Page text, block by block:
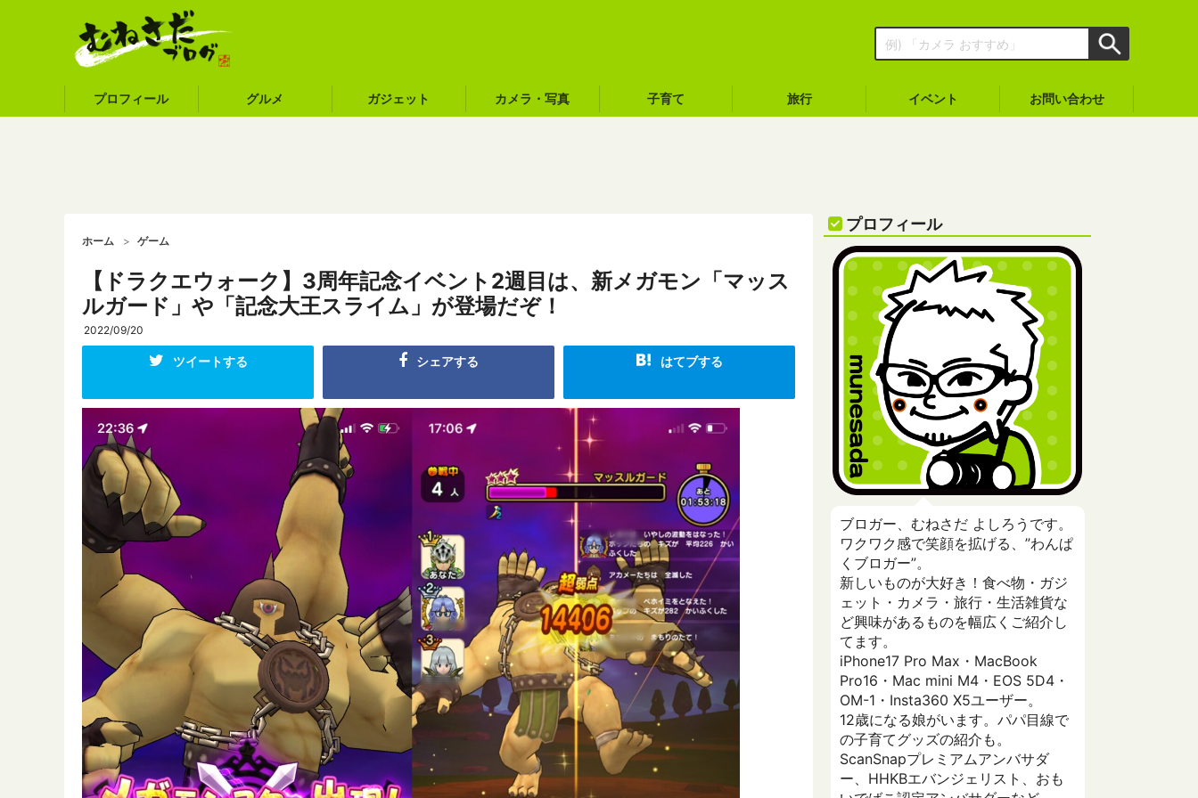
プロフィール グルメ ガジェット カメラ・写真 子育て 旅行 イベント お問い合わせ
ホーム ゲーム
【ドラクエウォーク】3周年記念イベント2週目は、新メガモン「マッス
ルガード」や「記念大王スライム」が登場だぞ！
2022/09/20
ツイートする シェアする はてブする
プロフィール
ブロガー、むねさだ よしろうです。
ワクワク感で笑顔を拡げる、”わんぱ
くブロガー”。
新しいものが大好き！食べ物・ガジ
ェット・カメラ・旅行・生活雑貨な
ど興味があるものを幅広くご紹介し
てます。
iPhone17 Pro Max・MacBook
Pro16・Mac mini M4・EOS 5D4・
OM-1・Insta360 X5ユーザー。
12歳になる娘がいます。パパ目線で
の子育てグッズの紹介も。
ScanSnapプレミアムアンバサダ
ー、HHKBエバンジェリスト、おも